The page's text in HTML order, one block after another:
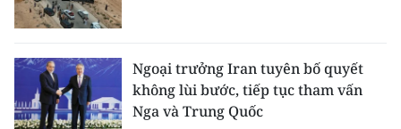
Ngoại trưởng Iran tuyên bố quyết
không lùi bước, tiếp tục tham vấn
Nga và Trung Quốc